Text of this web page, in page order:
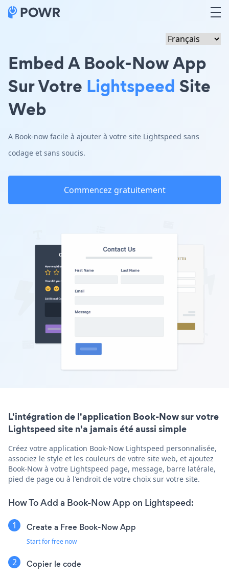
Embed A Book-Now App
Sur Votre Lightspeed Site
Web
A Book-now facile à ajouter à votre site Lightspeed sans
codage et sans soucis.
Commencez gratuitement
L'intégration de l'application Book-Now sur votre
Lightspeed site n'a jamais été aussi simple
Créez votre application Book-Now Lightspeed personnalisée,
associez le style et les couleurs de votre site web, et ajoutez
Book-Now à votre Lightspeed page, message, barre latérale,
pied de page ou à l'endroit de votre choix sur votre site.
How To Add a Book-Now App on Lightspeed:
Create a Free Book-Now App
Start for free now
Copier le code